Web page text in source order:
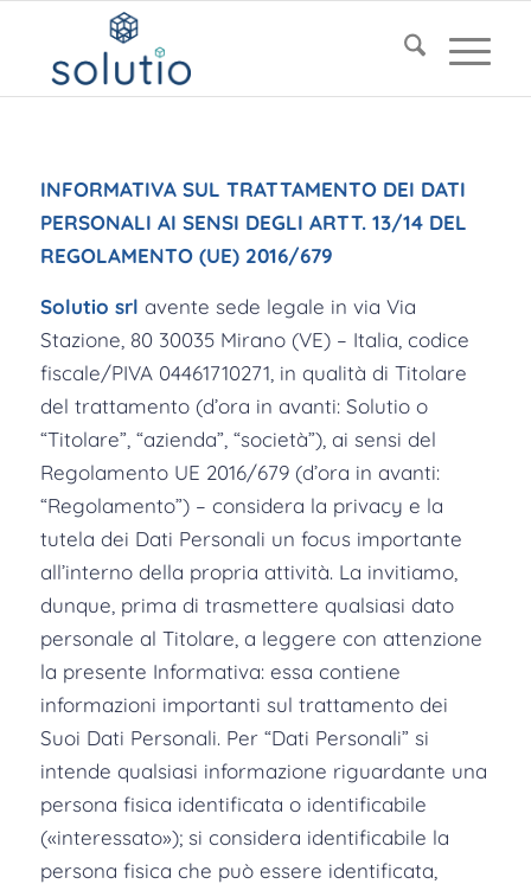
INFORMATIVA SUL TRATTAMENTO DEI DATI
PERSONALI AI SENSI DEGLI ARTT. 13/14 DEL
REGOLAMENTO (UE) 2016/679
Solutio srl avente sede legale in via Via
Stazione, 80 30035 Mirano (VE) – Italia, codice
fiscale/PIVA 04461710271, in qualità di Titolare
del trattamento (d’ora in avanti: Solutio o
“Titolare”, “azienda”, “società”), ai sensi del
Regolamento UE 2016/679 (d’ora in avanti:
“Regolamento”) – considera la privacy e la
tutela dei Dati Personali un focus importante
all’interno della propria attività. La invitiamo,
dunque, prima di trasmettere qualsiasi dato
personale al Titolare, a leggere con attenzione
la presente Informativa: essa contiene
informazioni importanti sul trattamento dei
Suoi Dati Personali. Per “Dati Personali” si
intende qualsiasi informazione riguardante una
persona fisica identificata o identificabile
(«interessato»); si considera identificabile la
persona fisica che può essere identificata,